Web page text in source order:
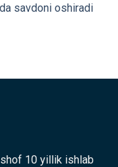
savdoni oshiradi
10 yillik ishlab